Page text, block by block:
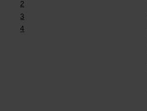
2
3
4